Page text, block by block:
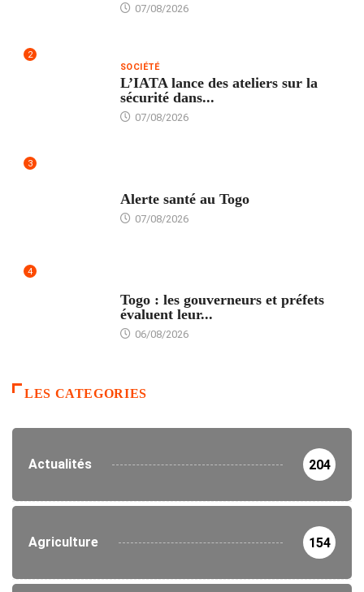
07/08/2026
2
SOCIÉTÉ
L’IATA lance des ateliers sur la
sécurité dans...
07/08/2026
3
Alerte santé au Togo
07/08/2026
4
Togo : les gouverneurs et préfets
évaluent leur...
06/08/2026
LES CATEGORIES
Actualités 204
Agriculture 154